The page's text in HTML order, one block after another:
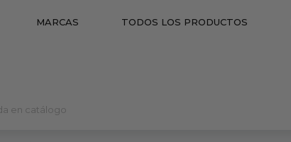
MARCAS TODOS LOS PRODUCTOS